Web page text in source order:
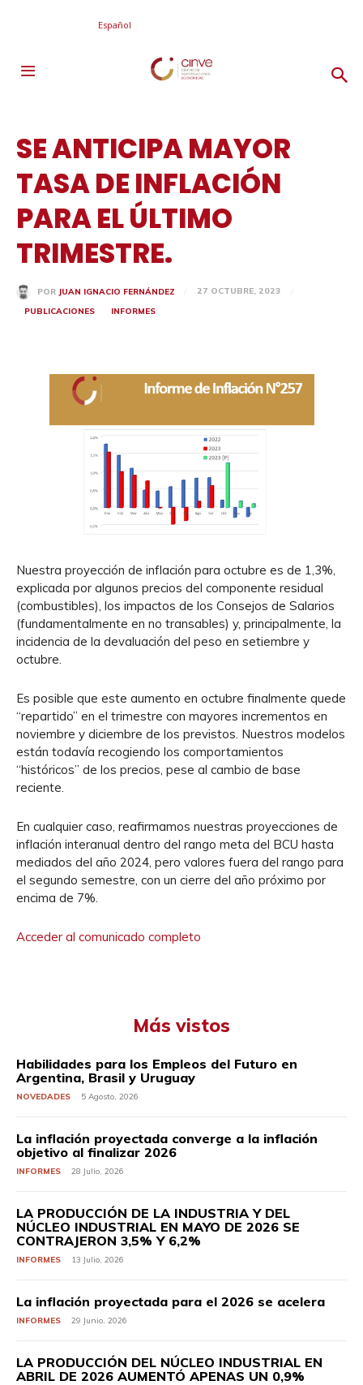
Español
SE ANTICIPA MAYOR
TASA DE INFLACIÓN
PARA EL ÚLTIMO
TRIMESTRE.
POR JUAN IGNACIO FERNÁNDEZ
27 OCTUBRE, 2023
PUBLICACIONES
INFORMES
Nuestra proyección de inflación para octubre es de 1,3%,
explicada por algunos precios del componente residual
(combustibles), los impactos de los Consejos de Salarios
(fundamentalmente en no transables) y, principalmente, la
incidencia de la devaluación del peso en setiembre y
octubre.
Es posible que este aumento en octubre finalmente quede
“repartido” en el trimestre con mayores incrementos en
noviembre y diciembre de los previstos. Nuestros modelos
están todavía recogiendo los comportamientos
“históricos” de los precios, pese al cambio de base
reciente.
En cualquier caso, reafirmamos nuestras proyecciones de
inflación interanual dentro del rango meta del BCU hasta
mediados del año 2024, pero valores fuera del rango para
el segundo semestre, con un cierre del año próximo por
encima de 7%.
Acceder al comunicado completo
Más vistos
Habilidades para los Empleos del Futuro en
Argentina, Brasil y Uruguay
NOVEDADES 5 Agosto, 2026
La inflación proyectada converge a la inflación
objetivo al finalizar 2026
INFORMES 28 Julio, 2026
LA PRODUCCIÓN DE LA INDUSTRIA Y DEL
NÚCLEO INDUSTRIAL EN MAYO DE 2026 SE
CONTRAJERON 3,5% Y 6,2%
INFORMES 13 Julio, 2026
La inflación proyectada para el 2026 se acelera
INFORMES 29 Junio, 2026
LA PRODUCCIÓN DEL NÚCLEO INDUSTRIAL EN
ABRIL DE 2026 AUMENTÓ APENAS UN 0,9%